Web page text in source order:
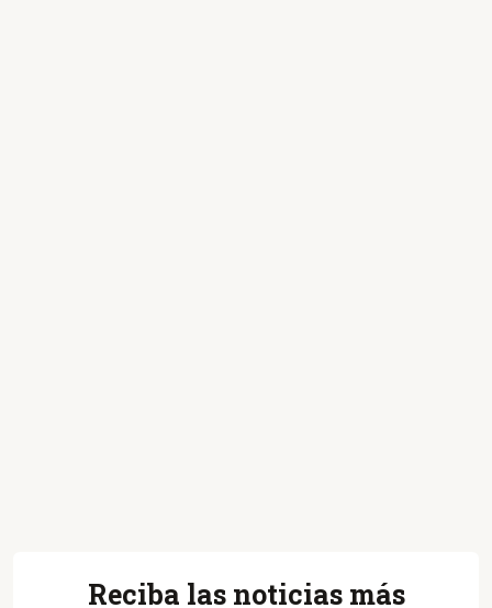
Reciba las noticias más